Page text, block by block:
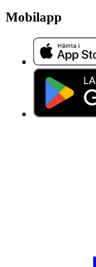
Mobilapp